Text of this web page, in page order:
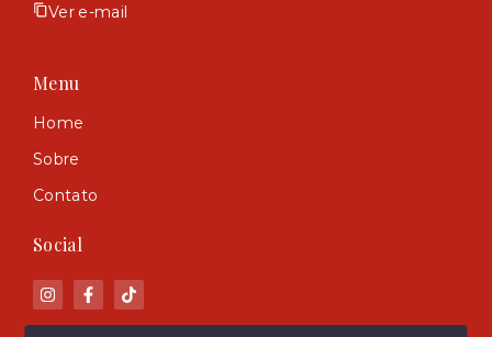
Ver e-mail
Menu
Home
Sobre
Contato
Social